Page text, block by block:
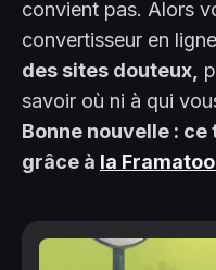
convient pas. Alors
convertisseur en
des sites douteux,
savoir où ni à qui
Bonne nouvelle :
grâce à la